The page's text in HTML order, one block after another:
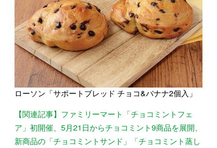
ローソン「サポートブレッド チョコ&バナナ2個入」
【関連記事】ファミリーマート「チョコミントフェ
ア」初開催、5月21日からチョコミント9商品を展開、
新商品の「チョコミントサンド」「チョコミント蒸し